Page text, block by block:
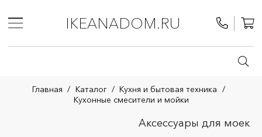
IKEANADOM.RU
Главная / Каталог / Кухня и бытовая техника /
Кухонные смесители и мойки
Аксессуары для моек